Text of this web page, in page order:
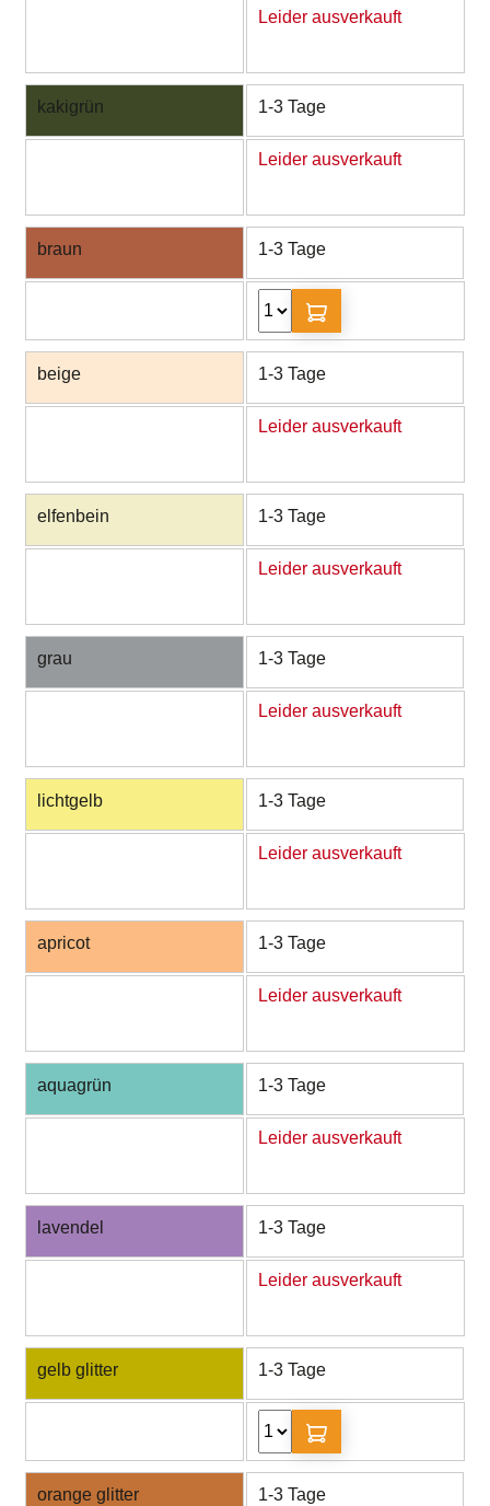
Leider ausverkauft
kakigrün 1-3 Tage
Leider ausverkauft
braun 1-3 Tage
beige 1-3 Tage
Leider ausverkauft
elfenbein 1-3 Tage
Leider ausverkauft
grau 1-3 Tage
Leider ausverkauft
lichtgelb 1-3 Tage
Leider ausverkauft
apricot 1-3 Tage
Leider ausverkauft
aquagrün 1-3 Tage
Leider ausverkauft
lavendel 1-3 Tage
Leider ausverkauft
gelb glitter 1-3 Tage
orange glitter 1-3 Tage